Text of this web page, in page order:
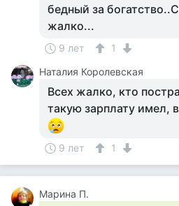
бедный за
жалко...
9 лет
1
Наталия Королевская
Всех жалко, кто
такую зарплату имел,
9 лет 1
Марина П.